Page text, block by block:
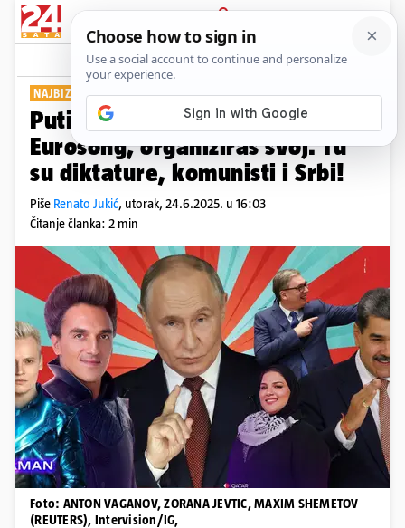
PRIJAVA
Show Komentari
NAJBIZARNIJI SPEKTAKL
Putinovizija: Kad ti ne daju na
Eurosong, organiziraš svoj. Tu
su diktature, komunisti i Srbi!
Piše Renato Jukić, utorak, 24.6.2025. u 16:03
Čitanje članka: 2 min
Foto: ANTON VAGANOV, ZORANA JEVTIC, MAXIM SHEMETOV
(REUTERS), Intervision/IG,